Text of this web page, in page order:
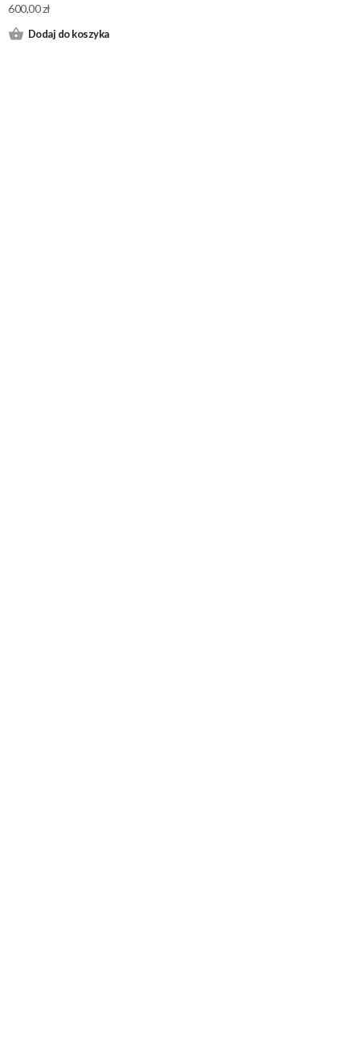
600,00zł
Dodaj do koszyka